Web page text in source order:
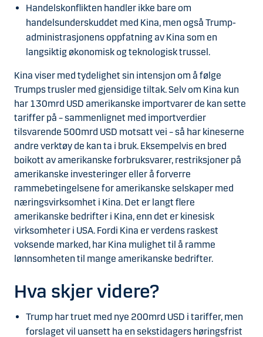
Handelskonflikten handler ikke bare om
handelsunderskuddet med Kina, men også Trump-
administrasjonens oppfatning av Kina som en
langsiktig økonomisk og teknologisk trussel.
Kina viser med tydelighet sin intensjon om å følge
Trumps trusler med gjensidige tiltak. Selv om Kina kun
har 130mrd USD amerikanske importvarer de kan sette
tariffer på – sammenlignet med importverdier
tilsvarende 500mrd USD motsatt vei – så har kineserne
andre verktøy de kan ta i bruk. Eksempelvis en bred
boikott av amerikanske forbruksvarer, restriksjoner på
amerikanske investeringer eller å forverre
rammebetingelsene for amerikanske selskaper med
næringsvirksomhet i Kina. Det er langt flere
amerikanske bedrifter i Kina, enn det er kinesisk
virksomheter i USA. Fordi Kina er verdens raskest
voksende marked, har Kina mulighet til å ramme
lønnsomheten til mange amerikanske bedrifter.
Hva skjer videre?
Trump har truet med nye 200mrd USD i tariffer, men
forslaget vil uansett ha en sekstidagers høringsfrist